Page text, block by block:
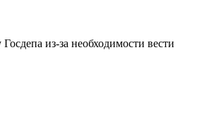
из-за необходимости вести